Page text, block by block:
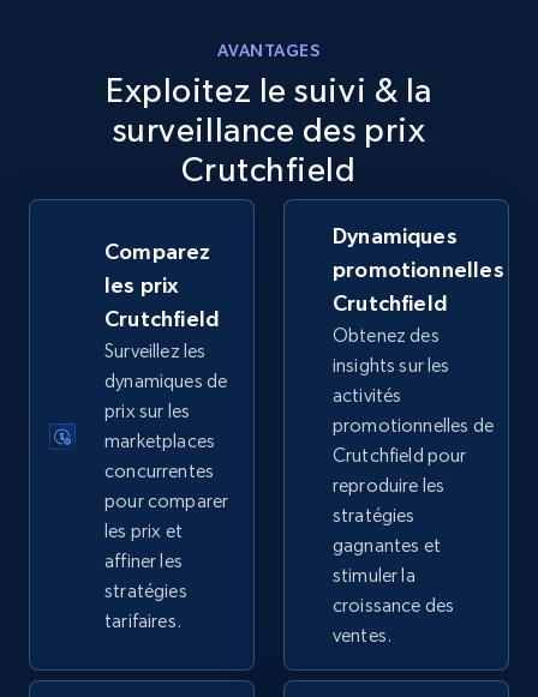
875+
URL, Title, Available, Description, Currency, Initial
price, Final price, Discount percent, and more.
5.4K+ Commencer
TikTok Shop - category
URL, Title, Available, Description, Currency, Initial
price, Final price, Discount percent, and more.
Commencer
TikTok Shop - Collect TikTok shop products
AVANTAGES
Exploitez le suivi & la
surveillance des prix
Crutchfield
Comparez
les prix
Crutchfield
Surveillez les
dynamiques de
prix sur les
marketplaces
concurrentes
pour comparer
les prix et
affiner les
stratégies
tarifaires.
Dynamiques
promotionnelles
Crutchfield
Obtenez des
insights sur les
activités
promotionnelles de
Crutchfield pour
reproduire les
stratégies
gagnantes et
stimuler la
croissance des
ventes.